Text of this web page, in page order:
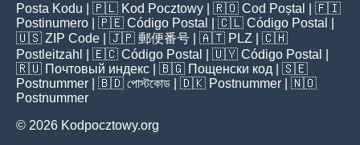
Posta Kodu | 🇵🇱 Kod Pocztowy | 🇷🇴 Cod Poștal
| 🇫🇮
Postinumero | 🇵🇪 Código Postal | 🇨🇱 Código Postal
🇺🇸 ZIP Code | 🇯🇵 郵便番号 | 🇦🇹 PLZ | 🇨🇭
Postleitzahl
| 🇪🇨 Código Postal | 🇺🇾 Código Postal
🇷🇺 Почтовый индекс | 🇧🇬 Пощенски код | 🇸🇪
Postnummer | 🇧🇩 পোস্টকোড | 🇩🇰 Postnummer | 🇳🇴
Postnummer
© 2026 Kodpocztowy.org